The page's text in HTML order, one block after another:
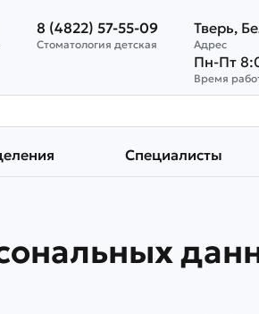
8 (4822) 57-55-09
Стоматология детская
Тверь,
Адрес
Пн-Пт
Время
Специалисты